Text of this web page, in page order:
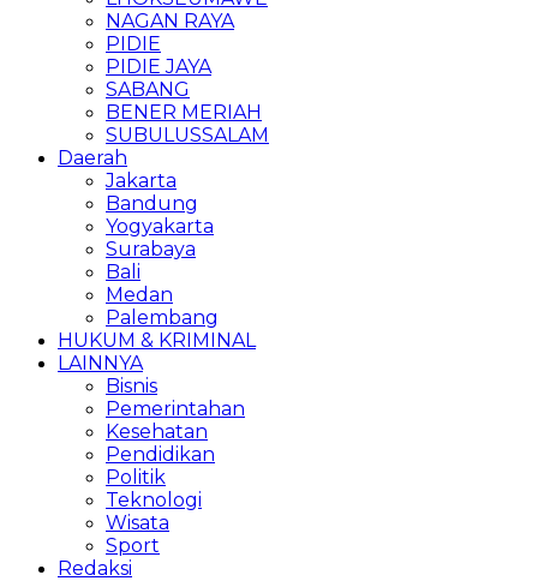
NAGAN RAYA
PIDIE
PIDIE JAYA
SABANG
BENER MERIAH
SUBULUSSALAM
Daerah
Jakarta
Bandung
Yogyakarta
Surabaya
Bali
Medan
Palembang
HUKUM & KRIMINAL
LAINNYA
Bisnis
Pemerintahan
Kesehatan
Pendidikan
Politik
Teknologi
Wisata
Sport
Redaksi